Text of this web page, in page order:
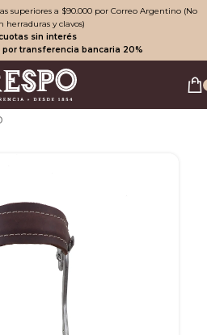
superiores a $90.000 por Correo Argentino (No
herraduras y clavos)
sin interés
por transferencia bancaria 20%